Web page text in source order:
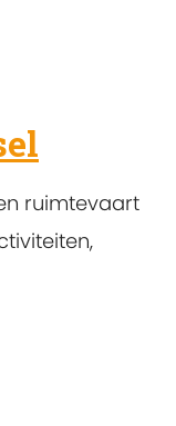
ruimtevaart